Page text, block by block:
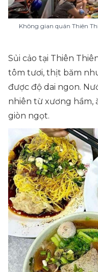
Không gian quán Thiên
Sủi cảo tại Thiên
tôm tươi, thịt băm
được độ dai ngon.
nhiên từ xương hầm,
giòn ngọt.